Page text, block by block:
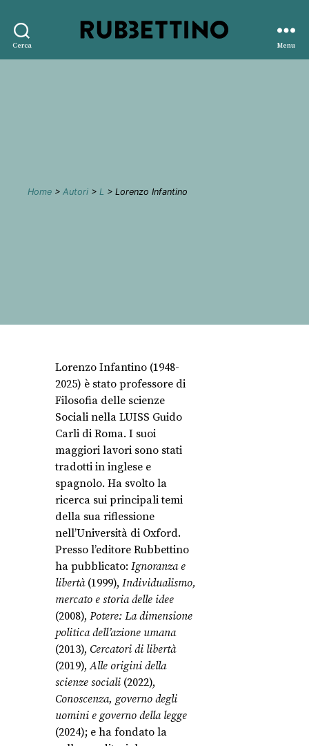
Cerca
editore
Menu
Home > Autori > L > Lorenzo Infantino
Lorenzo Infantino (1948-
2025) è stato professore di
Filosofia delle scienze
Sociali nella LUISS Guido
Carli di Roma. I suoi
maggiori lavori sono stati
tradotti in inglese e
spagnolo. Ha svolto la
ricerca sui principali temi
della sua riflessione
nell’Università di Oxford.
Presso l’editore Rubbettino
ha pubblicato: Ignoranza e
libertà(1999), Individualismo,
mercato e storia delle idee
(2008), Potere: La dimensione
politica dell’azione umana
(2013), Cercatori di libertà
(2019),Alle origini della
scienze sociali (2022),
Conoscenza, governo degli
uomini e governo della legge
(2024); e ha fondato la